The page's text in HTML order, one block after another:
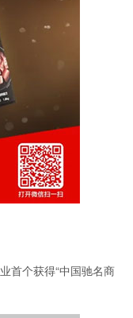
首个获得“中国驰名商